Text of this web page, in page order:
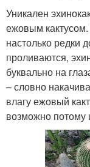
Уникален
ежовым кактусом.
настолько редки
проливаются,
буквально на
– словно
влагу ежовый
возможно потому